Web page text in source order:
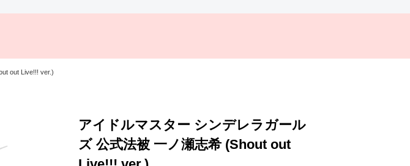
！サンシャイン‼
！虹ヶ咲学園スクールアイドル同好会
レード
out Live!!! ver.)
アイドルマスター シンデレラガール
ズ 公式法被 一ノ瀬志希 (Shout out